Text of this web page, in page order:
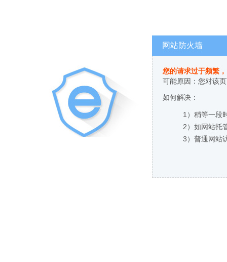
网站防火墙
您的请求过于频繁
可能原因：您对该
如何解决：
1）稍等一段
2）如网站托
3）普通网站